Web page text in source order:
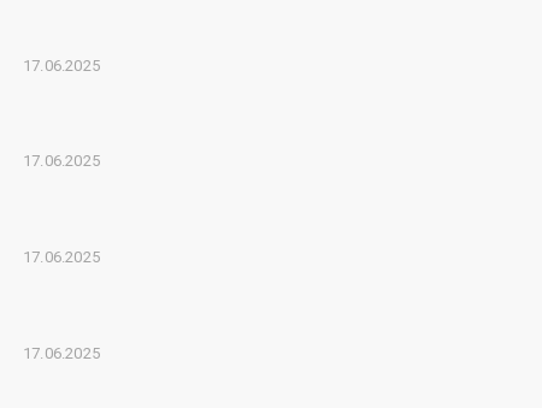
17.06.2025
17.06.2025
17.06.2025
17.06.2025